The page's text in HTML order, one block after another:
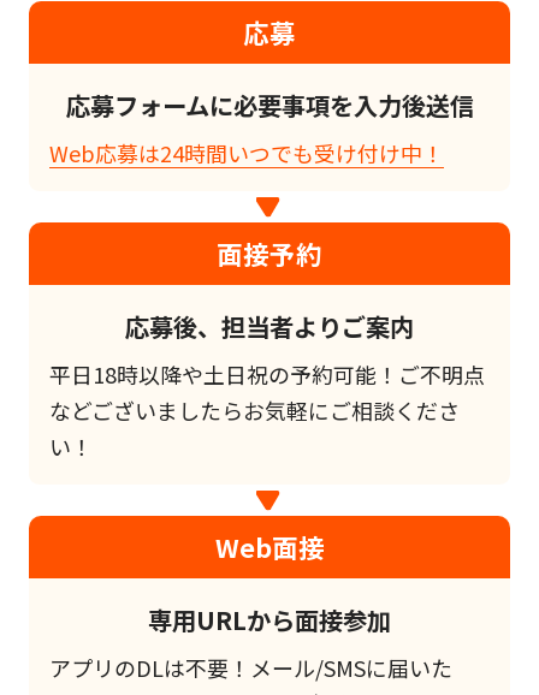
応募
応募フォームに必要事項を入力後送信
Web応募は24時間いつでも受け付け中！
面接予約
応募後、担当者よりご案内
平日18時以降や土日祝の予約可能！ご不明点
などございましたらお気軽にご相談くださ
い！
Web面接
専用URLから面接参加
アプリのDLは不要！メール/SMSに届いた